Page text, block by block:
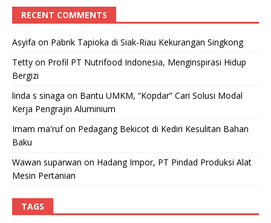
RECENT COMMENTS
Asyifa on Pabrik Tapioka di Siak-Riau Kekurangan Singkong
Tetty on Profil PT Nutrifood Indonesia, Menginspirasi Hidup
Bergizi
linda s sinaga on Bantu UMKM, “Kopdar” Cari Solusi Modal
Kerja Pengrajin Aluminium
Imam ma'rufon Pedagang Bekicot di Kediri Kesulitan Bahan
Baku
Wawan suparwan on Hadang Impor, PT Pindad Produksi Alat
Mesin Pertanian
TAGS